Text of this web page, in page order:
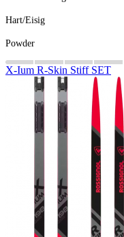
Hart/Eisig
Powder
X-Ium R-Skin StiffSET